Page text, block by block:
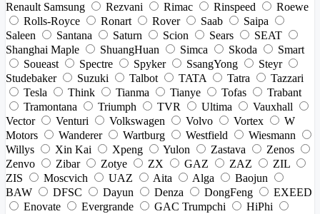
Renault Samsung
Rezvani Rimac Rinspeed
Roewe
Rolls-Royce
Ronart Rover Saab
Saipa
Saleen
Santana Saturn Scion Sears
SEAT
Shanghai Maple
ShuangHuan Simca Skoda
Smart
Soueast
Spectre Spyker SsangYong
Steyr
Studebaker
Suzuki Talbot TATA Tatra
Tazzari
Tesla
Think Tianma Tianye Tofas
Trabant
Tramontana
Triumph TVR Ultima
Vauxhall
Vector
Venturi Volkswagen Volvo Vortex
W
Motors
Wanderer Wartburg Westfield
Wiesmann
Willys
Xin Kai Xpeng Yulon Zastava
Zenos
Zenvo
Zibar Zotye ZX GAZ ZAZ
ZIL
ZIS
Moscvich UAZ Aita Alga
Baojun
BAW
DFSC Dayun Denza DongFeng
EXEED
Enovate
Evergrande GAC Trumpchi
HiPhi